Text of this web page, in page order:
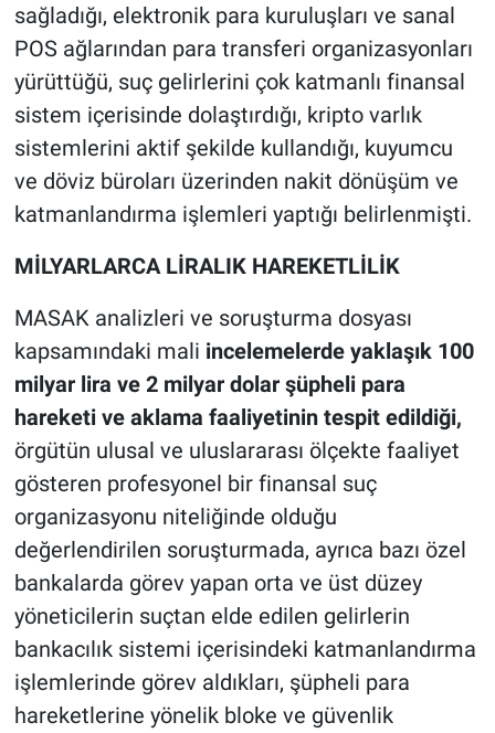
sağladığı, elektronik para kuruluşları ve sanal
POS ağlarından para transferi organizasyonları
yürüttüğü, suç gelirlerini çok katmanlı finansal
sistem içerisinde dolaştırdığı, kripto varlık
sistemlerini aktif şekilde kullandığı, kuyumcu
ve döviz büroları üzerinden nakit dönüşüm ve
katmanlandırma işlemleri yaptığı belirlenmişti.
MİLYARLARCA LİRALIK HAREKETLİLİK
MASAK analizleri ve soruşturma dosyası
kapsamındaki mali incelemelerde yaklaşık 100
milyar lira ve 2 milyar dolar şüpheli para
hareketi ve aklama faaliyetinin tespit edildiği,
örgütün ulusal ve uluslararası ölçekte faaliyet
gösteren profesyonel bir finansal suç
organizasyonu niteliğinde olduğu
değerlendirilen soruşturmada, ayrıca bazı özel
bankalarda görev yapan orta ve üst düzey
yöneticilerin suçtan elde edilen gelirlerin
bankacılık sistemi içerisindeki katmanlandırma
işlemlerinde görev aldıkları, şüpheli para
hareketlerine yönelik bloke ve güvenlik